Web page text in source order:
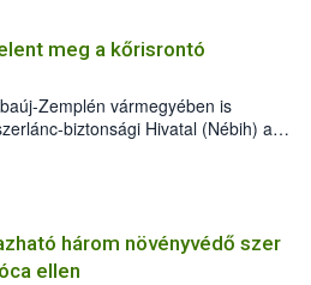
meg a kőrisrontó
Zemplén vármegyében is
biztonsági Hivatal (Nébih) a
planipennis) jelenlétét. A
találták meg, de már fertőzött
az intézkedéseket a szlovák
a terjedés megállítása érdekében.
három növényvédő szer
ellen